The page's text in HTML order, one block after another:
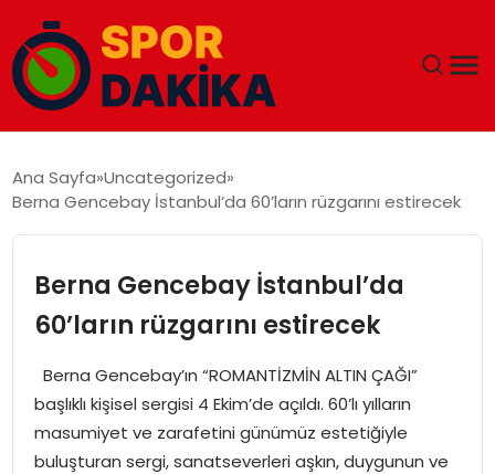
DÜNYA
EĞITIM
EKONOMI
MAGAZIN
Ana Sayfa Uncategorized
Berna Gencebay İstanbul’da 60’ların rüzgarını estirecek
Berna Gencebay İstanbul’da
60’ların rüzgarını estirecek
Berna Gencebay’ın “ROMANTİZMİN ALTIN ÇAĞI”
başlıklı kişisel sergisi 4 Ekim’de açıldı. 60’lı yılların
masumiyet ve zarafetini günümüz estetiğiyle
buluşturan sergi, sanatseverleri aşkın, duygunun ve